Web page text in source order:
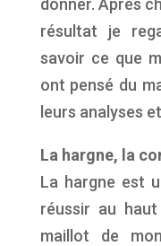
donner. Après
résultat je
savoir ce que
ont pensé du
leurs analyses
La hargne, la
La hargne est
réussir au
maillot de